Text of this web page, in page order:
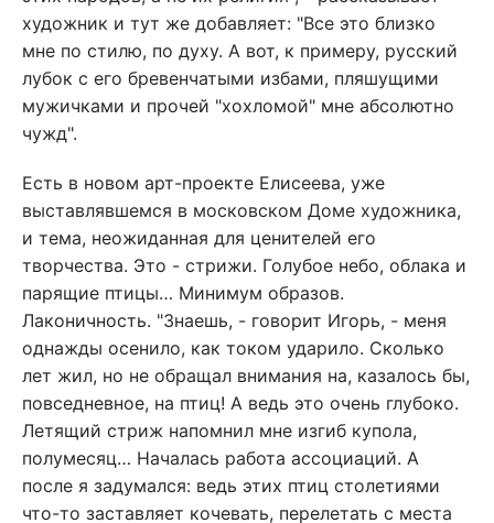
художник и тут же добавляет: "Все это близко
мне по стилю, по духу. А вот, к примеру, русский
лубок с его бревенчатыми избами, пляшущими
мужичками и прочей "хохломой" мне абсолютно
чужд".
Есть в новом арт-проекте Елисеева, уже
выставлявшемся в московском Доме художника,
и тема, неожиданная для ценителей его
творчества. Это - стрижи. Голубое небо, облака и
парящие птицы… Минимум образов.
Лаконичность. "Знаешь, - говорит Игорь, - меня
однажды осенило, как током ударило. Сколько
лет жил, но не обращал внимания на, казалось бы,
повседневное, на птиц! А ведь это очень глубоко.
Летящий стриж напомнил мне изгиб купола,
полумесяц… Началась работа ассоциаций. А
после я задумался: ведь этих птиц столетиями
что-то заставляет кочевать, перелетать с места